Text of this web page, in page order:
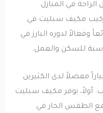
في المنازل
مكيف سبليت في
لدوره البارز في
للسكن والعمل.
لدى الكثيرين
يوفر مكيف سبليت
الحار في